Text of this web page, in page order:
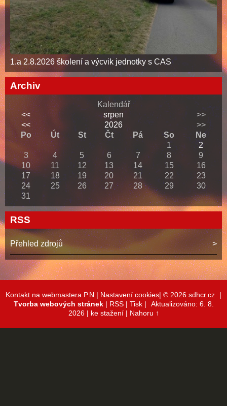
1.a 2.8.2026 školení a výcvik jednotky s CAS
Archiv
Kalendář
<<
srpen
>>
<<
2026
>>
Po
Út St Čt Pá So
Ne
1
2
3
4 5 6 7 8
9
10
11 12 13 14 15
16
17
18 19 20 21 22
23
24
25 26 27 28 29
30
31
RSS
Přehled zdrojů
Kontakt na webmastera P.N.| Nastavení cookies| © 2026 sdhcr.cz
|
Tvorba webových stránek| RSS| Tisk|
Aktualizováno: 6. 8.
2026 | ke stažení | Nahoru ↑